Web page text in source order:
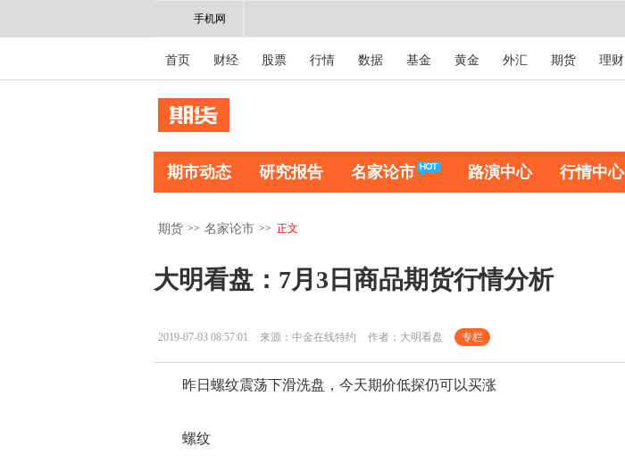
手机网
首页 财经 股票 行情 数据 基金 黄金 外汇 期货 理财
期市动态 研究报告 名家论市 路演中心 行情中心
期货 >> 名家论市 >> 正文
大明看盘：7月3日商品期货行情分析
2019-07-03 08:57:01 来源：中金在线特约 作者：大明看盘 专栏
昨日螺纹震荡下滑洗盘，今天期价低探仍可以买涨
螺纹